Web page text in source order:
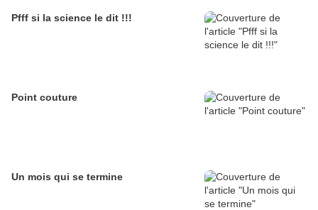
Pfff si la science le dit !!!
Point couture
Un mois qui se termine